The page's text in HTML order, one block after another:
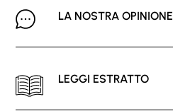
LA NOSTRA OPINIONE
LEGGI ESTRATTO